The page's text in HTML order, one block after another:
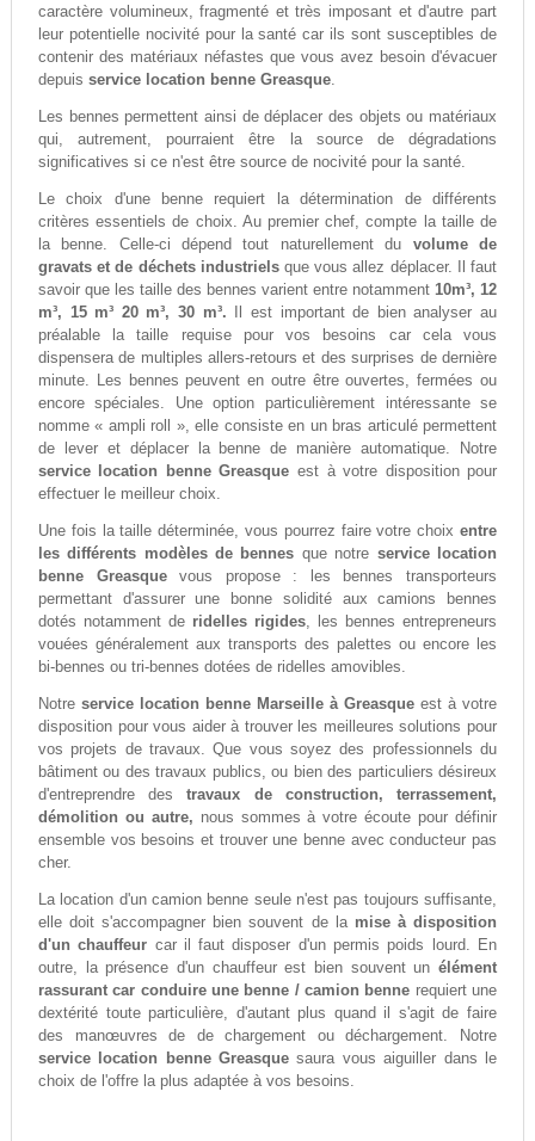
caractère volumineux, fragmenté et très imposant et d'autre part
leur potentielle nocivité pour la santé car ils sont susceptibles de
contenir des matériaux néfastes que vous avez besoin d'évacuer
depuis service location benne Greasque.
Les bennes permettent ainsi de déplacer des objets ou matériaux
qui, autrement, pourraient être la source de dégradations
significatives si ce n'est être source de nocivité pour la santé.
Le choix d'une benne requiert la détermination de différents
critères essentiels de choix. Au premier chef, compte la taille de
la benne. Celle-ci dépend tout naturellement du volume de
gravats et de déchets industrielsque vous allez déplacer. Il faut
savoir que les taille des bennes varient entre notamment10m³, 12
m³, 15 m³ 20 m³, 30 m³. Il est important de bien analyser au
préalable la taille requise pour vos besoins car cela vous
dispensera de multiples allers-retours et des surprises de dernière
minute. Les bennes peuvent en outre être ouvertes, fermées ou
encore spéciales. Une option particulièrement intéressante se
nomme « ampli roll », elle consiste en un bras articulé permettent
de lever et déplacer la benne de manière automatique. Notre
service location benne Greasque est à votre disposition pour
effectuer le meilleur choix.
Une fois la taille déterminée, vous pourrez faire votre choixentre
les différents modèles de bennes que notre service location
benne Greasquevous propose : les bennes transporteurs
permettant d'assurer une bonne solidité aux camions bennes
dotés notamment de ridelles rigides, les bennes entrepreneurs
vouées généralement aux transports des palettes ou encore les
bi-bennes ou tri-bennes dotées de ridelles amovibles.
Notre service location benne Marseille à Greasque est à votre
disposition pour vous aider à trouver les meilleures solutions pour
vos projets de travaux. Que vous soyez des professionnels du
bâtiment ou des travaux publics, ou bien des particuliers désireux
d'entreprendre destravaux de construction, terrassement,
démolition ou autre, nous sommes à votre écoute pour définir
ensemble vos besoins et trouver une benne avec conducteur pas
cher.
La location d'un camion benne seule n'est pas toujours suffisante,
elle doit s'accompagner bien souvent de la mise à disposition
d'un chauffeur car il faut disposer d'un permis poids lourd. En
outre, la présence d'un chauffeur est bien souvent unélément
rassurant car conduire une benne / camion benne requiert une
dextérité toute particulière, d'autant plus quand il s'agit de faire
des manœuvres de de chargement ou déchargement. Notre
service location benne Greasque saura vous aiguiller dans le
choix de l'offre la plus adaptée à vos besoins.